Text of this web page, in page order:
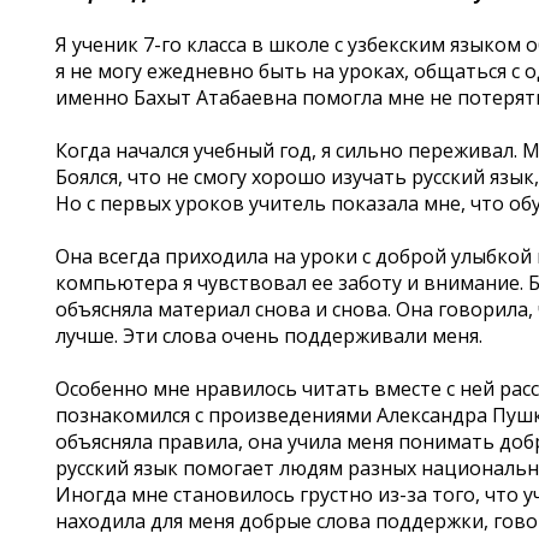
Я ученик 7-го класса в школе с узбекским
я не могу ежедневно быть на уроках, общаться с
именно Бахыт Атабаевна помогла мне не
Когда начался учебный год, я сильно
Боялся, что не смогу хорошо изучать русский
Но с первых уроков учитель показала мне, что
Она всегда приходила на уроки с доброй
компьютера я чувствовал ее заботу и внимание.
объясняла материал снова и снова. Она
лучше. Эти слова очень поддерживали меня.
Особенно мне нравилось читать вместе с ней
познакомился с произведениями Александра
объясняла правила, она учила меня понимать
русский язык помогает людям разных
Иногда мне становилось грустно из-за того,
находила для меня добрые слова поддержки,